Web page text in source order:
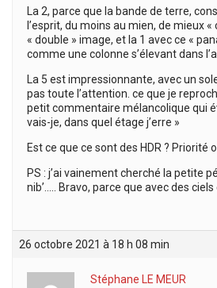
La 2, parce que la bande de terre,
l’esprit, du moins au mien, de mieux
« double » image, et la 1 avec ce «
comme une colonne s’élevant dans
La 5 est impressionnante, avec un
pas toute l’attention. ce que je
petit commentaire mélancolique qui
vais-je, dans quel étage j’erre »
Est ce que ce sont des HDR ? Priorité
PS : j’ai vainement cherché la petite
nib’….. Bravo, parce que avec des
26 octobre 2021 à 18 h 08 min
Stéphane LE MEUR